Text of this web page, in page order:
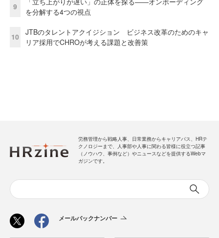
9
を分解する4つの視点
10
JTBのタレントアクイジション ビジネス改革のためのキャ
リア採用でCHROが考える課題と改善策
労務管理から戦略人事、日常業務からキャリアパス、HRテ
クノロジーまで、人事部や人事に関わる皆様に役立つ記事
（ノウハウ、事例など）やニュースなどを提供するWebマ
ガジンです。
メールバックナンバー